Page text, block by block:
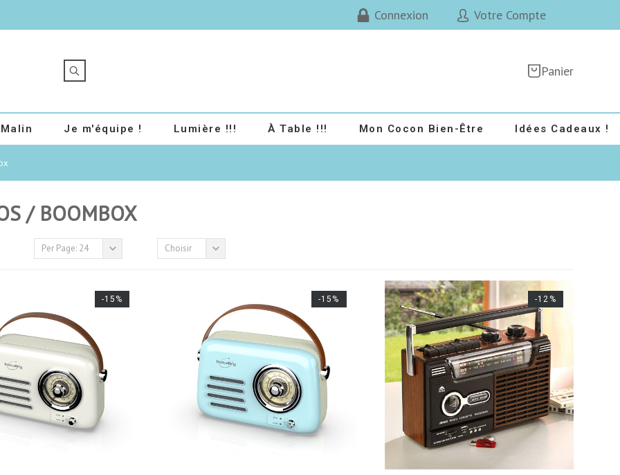
Connexion Votre Compte
Panier
Je m'équipe ! Lumière !!! À Table !!! Mon Cocon Bien-Être Idées Cadeaux !
/ BOOMBOX
Per Page: 24 Choisir
-15% -15% -12%